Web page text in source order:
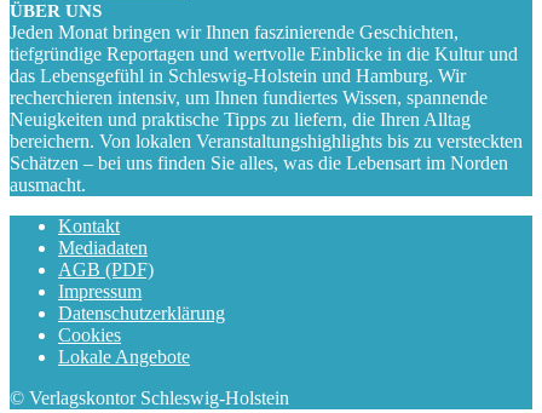
ÜBER UNS
Jeden Monat bringen wir Ihnen faszinierende Geschichten,
tiefgründige Reportagen und wertvolle Einblicke in die Kultur und
das Lebensgefühl in Schleswig-Holstein und Hamburg. Wir
recherchieren intensiv, um Ihnen fundiertes Wissen, spannende
Neuigkeiten und praktische Tipps zu liefern, die Ihren Alltag
bereichern. Von lokalen Veranstaltungshighlights bis zu versteckten
Schätzen – bei uns finden Sie alles, was die Lebensart im Norden
ausmacht.
Kontakt
Mediadaten
AGB (PDF)
Impressum
Datenschutzerklärung
Cookies
Lokale Angebote
© Verlagskontor Schleswig-Holstein